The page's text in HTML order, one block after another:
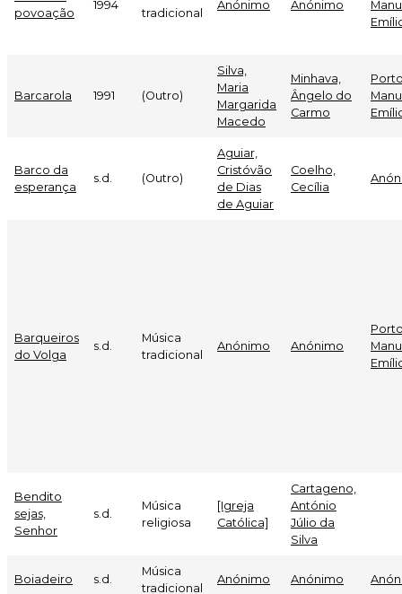
povoação
1994
tradicional
Anónimo Anónimo
Barcarola 1991 (Outro)
Silva,
Maria
Margarida
Macedo
Minhava,
Ângelo do
Carmo
Barco da
esperança
s.d. (Outro)
Aguiar,
Cristóvão
de Dias
de Aguiar
Coelho,
Cecília
Barqueiros
do Volga
s.d.
Música
tradicional
Anónimo Anónimo
Bendito
sejas,
Senhor
s.d.
Música
religiosa
[Igreja
Católica]
Cartageno,
António
Júlio da
Silva
Boiadeiro s.d.
Música
tradicional
Anónimo Anónimo